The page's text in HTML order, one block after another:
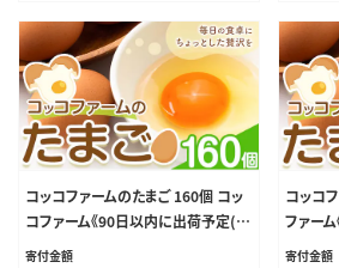
コッコファームのたまご 160個 コッ
コファーム《90日以内に出荷予定(土
日祝除く)》熊本県 菊池市 卵 鶏卵 玉
寄付金額
コッコ
ファー
祝除く)
寄付金額